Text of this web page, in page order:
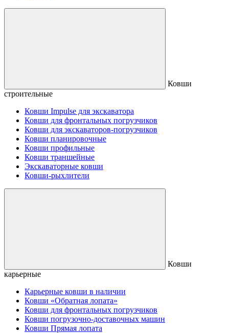
Ковши
строительные
Ковши Impulse для экскаватора
Ковши для фронтальных погрузчиков
Ковши для экскаваторов-погрузчиков
Ковши планировочные
Ковши профильные
Ковши траншейные
Экскаваторные ковши
Ковши-рыхлители
Ковши
карьерные
Карьерные ковши в наличии
Ковши «Обратная лопата»
Ковши для фронтальных погрузчиков
Ковши погрузочно-доставочных машин
Ковши Прямая лопата